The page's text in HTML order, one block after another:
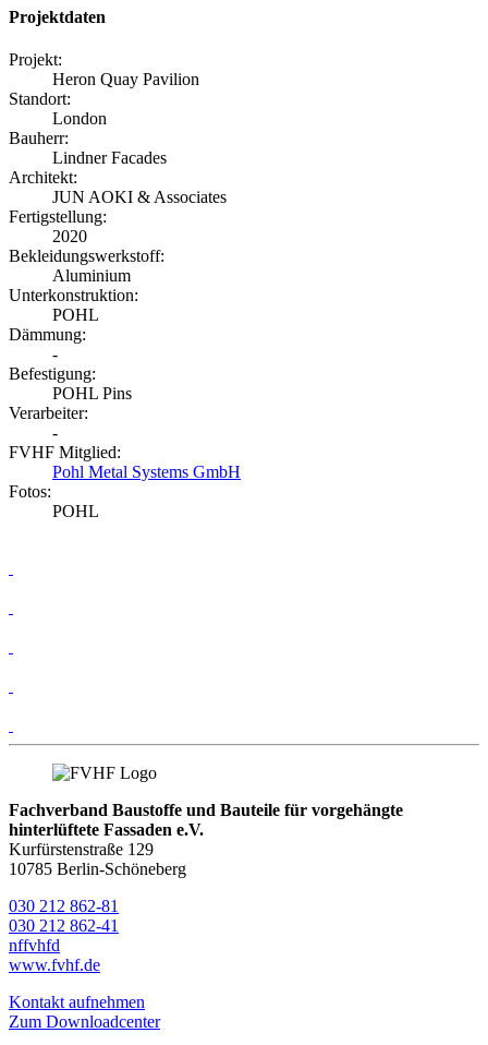
Projektdaten
Projekt:
Heron Quay Pavilion
Standort:
London
Bauherr:
Lindner Facades
Architekt:
JUN AOKI & Associates
Fertigstellung:
2020
Bekleidungswerkstoff:
Aluminium
Unterkonstruktion:
POHL
Dämmung:
-
Befestigung:
POHL Pins
Verarbeiter:
-
FVHF Mitglied:
Pohl Metal Systems GmbH
Fotos:
POHL
Fachverband Baustoffe und Bauteile für vorgehängte
hinterlüftete Fassaden e.V.
Kurfürstenstraße 129
10785 Berlin-Schöneberg
030 212 862-81
030 212 862-41
nffvhfd
www.fvhf.de
Kontakt aufnehmen
Zum Downloadcenter